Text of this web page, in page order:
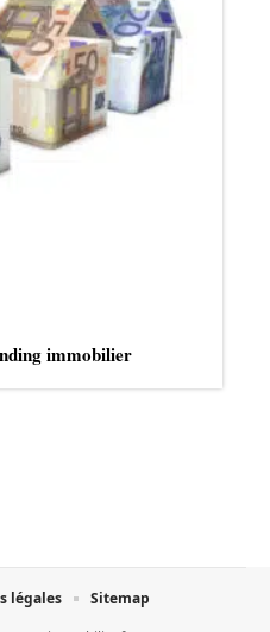
immobilier
légales Sitemap